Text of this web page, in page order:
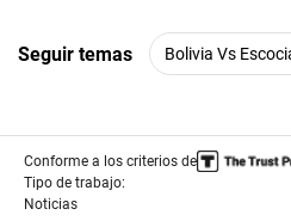
d
Seguir temas Bolivia Vs
Conforme a los criterios de
Tipo de trabajo:
Noticias